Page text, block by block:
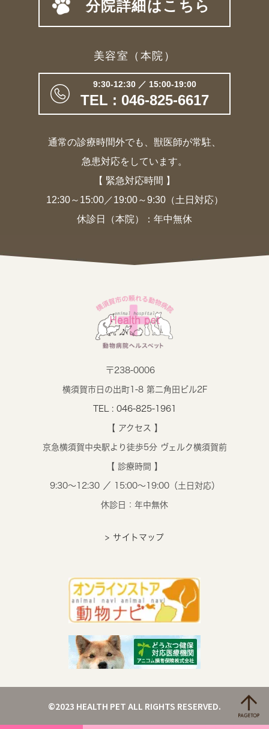
分院詳細はこちら
美容室（本院）
9:30-12:30 ／ 15:00-19:00
TEL : 046-825-6617
通常の診療時間外でも、獣医師が常駐、
急患対応をしています。
【 緊急対応時間 】
12:30～15:00／19:00～9:30（土日対応）
休診日（本院）：年中無休
〒238-0006
横須賀市日の出町1-8 第二角田ビル2F
TEL : 046-825-1961
【 アクセス 】
京急横須賀中央駅より徒歩5分 ヴェルク横須賀前
【 診療時間 】
9:30～12:30 ／ 15:00～19:00（土日対応）
休診日：年中無休
> サイトマップ
©2023 HEALTH PET ALL RIGHTS RESERVED.